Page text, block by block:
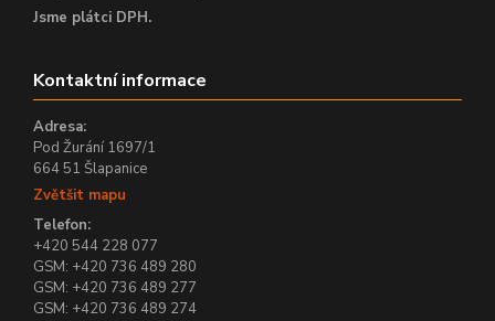
Jsme plátci DPH.
Kontaktní informace
Adresa:
Pod Žurání 1697/1
664 51 Šlapanice
Zvětšit mapu
Telefon:
+420 544 228 077
GSM: +420 736 489 280
GSM: +420 736 489 277
GSM: +420 736 489 274